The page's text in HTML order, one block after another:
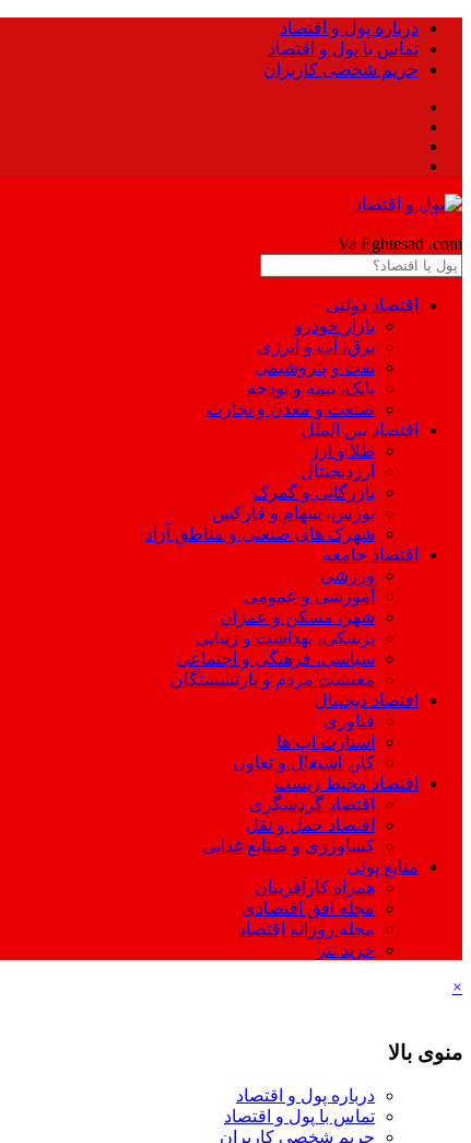
درباره پول و اقتصاد
تماس با پول و اقتصاد
حریم شخصی کاربران
Va Eghtesad .com
اقتصاد دولتی
بازار خودرو
برق، آب و انرژی
نفت و پتروشیمی
بانک، بیمه و بودجه
صنعت و معدن و تجارت
اقتصاد بین الملل
طلا و ارز
ارزدیجیتال
بازرگانی و گمرک
بورس، سهام و فارکس
شهرک های صنعتی و مناطق آزاد
اقتصاد جامعه
ورزشی
آموزشی و عمومی
شهر، مسکن و عمران
پزشکی، بهداشت و زیبایی
سیاسی، فرهنگی و اجتماعی
معیشت مردم و بازنشستگان
اقتصاد دیجیتال
فناوری
استارت اپ ها
کار، اشتغال و تعاون
اقتصاد محیط زیست
اقتصاد گردشگری
اقتصاد حمل و نقل
کشاورزی و صنایع غذایی
منابع پولی
همراه کارآفرینان
مجله افق اقتصادی
مجله روزانه اقتصاد
خرید تتر
×
منوی بالا
درباره پول و اقتصاد
تماس با پول و اقتصاد
حریم شخصی کاربران